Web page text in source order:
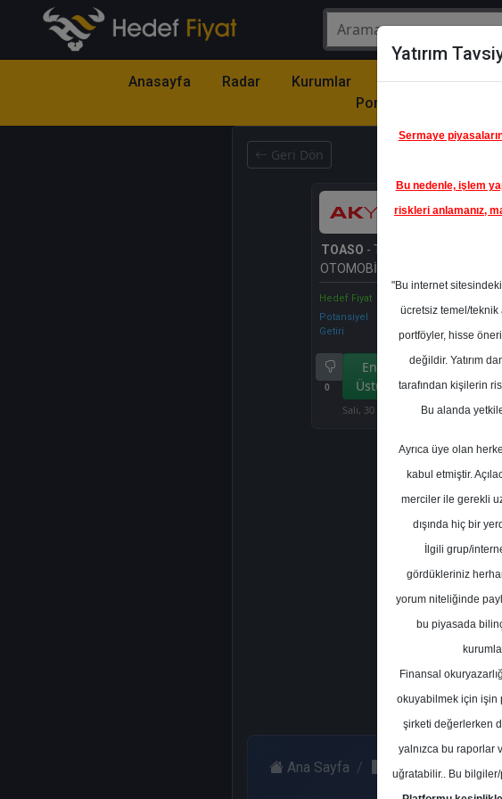
Anasayfa Radar Kurumlar
Model
Portföy
Hisse
Geri Dön
TOASO - TOFAŞ TÜRK
OTOMOBİL FABRİKASI
A.Ş.
Hedef Fiyat
Potansiyel
Getiri
%0.00
0
Endeks
Üstü Get.
25
Salı, 30 Ocak 2024
Ana Sayfa Ak Yatırım
Yatırım
Sermaye
Bu nedenle, işlem
riskleri anlamanız,
"Bu internet
ücretsiz temel/teknik
portföyler, hisse
değildir. Yatırım
tarafından kişilerin
Bu alanda
Ayrıca üye olan
kabul etmiştir.
merciler ile gerekli
dışında hiç bir
İlgili grup/
gördükleriniz
yorum niteliğinde
bu piyasada
Finansal
okuyabilmek için işin
şirketi değerlerken
yalnızca bu raporlar
uğratabilir.. Bu